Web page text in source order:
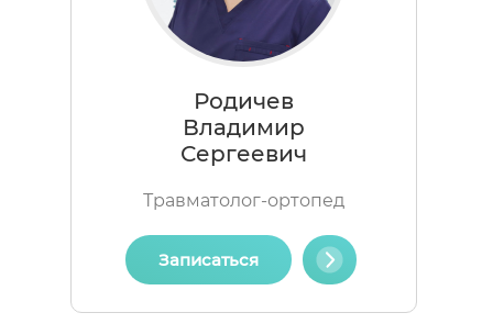
Родичев
Владимир
Сергеевич
Травматолог-ортопед
Записаться